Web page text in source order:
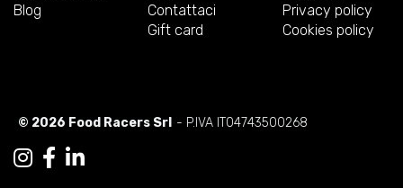
Blog
Contattaci
Gift card
Privacy policy
Cookies policy
© 2026 Food Racers Srl - P.IVA IT04743500268